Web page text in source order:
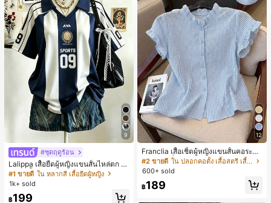
9
#ชุดฤดูร้อน
Lalippa เสื้อยืดผู้หญิงแขนสั้นไหล่ตก ค
อวีปกเสื้อ ลายพิมพ์ดิจิทัลลายทาง สไตล์
สปอร์ตแฟชั่นมินิมอล ของขวัญสำหรับเ
พื่อน
#1 ขายดี ใน หลากสี เสื้อยืดผู้หญิง
1k+ sold
฿199
12
Franclia เสื้อเชิ้ตผู้หญิงแขนสั้นคอระบา
ยกระดุมเดี่ยวลายทาง
#2 ขายดี
ใน ปลอกคอตั้ง เสื้อสตรี เสื้อเบลาส์ & Tee
600+ sold
฿189